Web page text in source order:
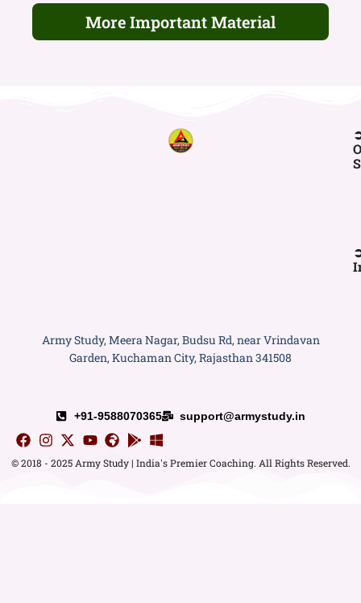
More Important Material
Army Study, Meera Nagar, Budsu Rd, near Vrindavan
Garden, Kuchaman City, Rajasthan 341508
+91-9588070365 support@armystudy.in
© 2018 - 2025 Army Study | India's Premier Coaching. All Rights Reserved.